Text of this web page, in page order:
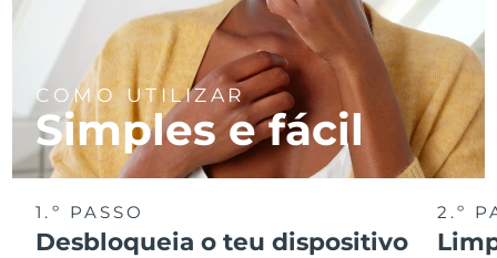
COMO UTILIZAR
Simples e fácil
1.º PASSO
Desbloqueia o teu dispositivo
2.º